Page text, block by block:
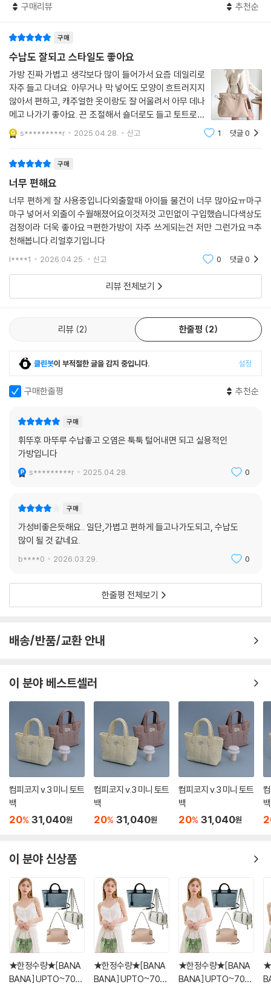
구매리뷰 추천순
구매
수납도 잘되고 스타일도 좋아요
가방 진짜 가볍고 생각보다 많이 들어가서 요즘 데일리로
자주 들고 다녀요. 아무거나 막 넣어도 모양이 흐트러지지
않아서 편하고, 캐주얼한 옷이랑도 잘 어울려서 아무 데나
메고 나가기 좋아요. 끈 조절해서 숄더로도 들고 토트로도
쓸 수 있는데, 그날그날 기분 따라 바꿔 멜 수 있어서 더 마
음에 들어요. 가격대비 퀄리티도 괜찮아서 부담 없이 잘
s*********r 2025.04.28. 신고 1 댓글0
구매
너무 편해요
너무 편하게 잘 사용중입니다외출할때 아이들 물건이 너무 많아요ㅠ마구
마구 넣어서 외출이 수월해졌어요이것저것 고민없이 구입했습니다색상도
검정이라 더욱 좋아요ㅋ편한가방이 자주 쓰게되는건 저만 그런가요ㅋ추
천해봅니다.리얼후기입니다
l****1 2026.04.25. 신고 0 댓글0
리뷰 전체보기
리뷰 2 한줄평 2
클린봇이 부적절한 글을 감지 중입니다. 설정
구매한줄평 추천순
구매
휘뚜후 마뚜루 수납좋고 오염은 툭툭 털어내면 되고 실용적인
가방입니다
s*********r 2025.04.28. 0
구매
가성비좋은듯해요.. 일단,가볍고 편하게 들고나가도되고, 수납도
많이 될 것 같네요.
b****0 2026.03.29. 0
한줄평 전체보기
배송/반품/교환 안내
이 분야 베스트셀러
컴피코지 v.3 미니 토트
백
20% 31,040원
컴피코지 v.3 미니 토트
백
20% 31,040원
컴피코지 v.3 미니 토트
백
20% 31,040원
백
이 분야 신상품
★한정수량★[BANA
BANA] UPTO~70%
★한정수량★[BANA
BANA] UPTO~70%
★한정수량★[BANA
BANA] UPTO~70%
★